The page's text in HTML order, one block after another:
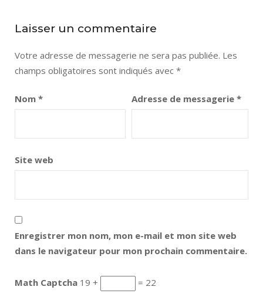
Laisser un commentaire
Votre adresse de messagerie ne sera pas publiée. Les
champs obligatoires sont indiqués avec *
Nom * Adresse de messagerie *
Site web
Enregistrer mon nom, mon e-mail et mon site web
dans le navigateur pour mon prochain commentaire.
Math Captcha 19 + = 22